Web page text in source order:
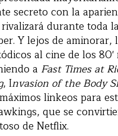
secreto con la
durante toda
Y lejos de aminorar,
al cine de los
a Fast Times at
, Invasion of the Body
linkeos para
que se
de Netflix.